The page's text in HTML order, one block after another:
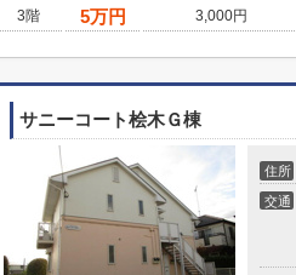
3階
5万円 3,000円
サニーコート桧木Ｇ棟
住所
交通